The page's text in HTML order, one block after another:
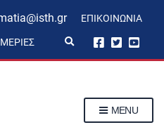
ΕΠΙΚΟΙΝΩΝΊΑ
p
MENU